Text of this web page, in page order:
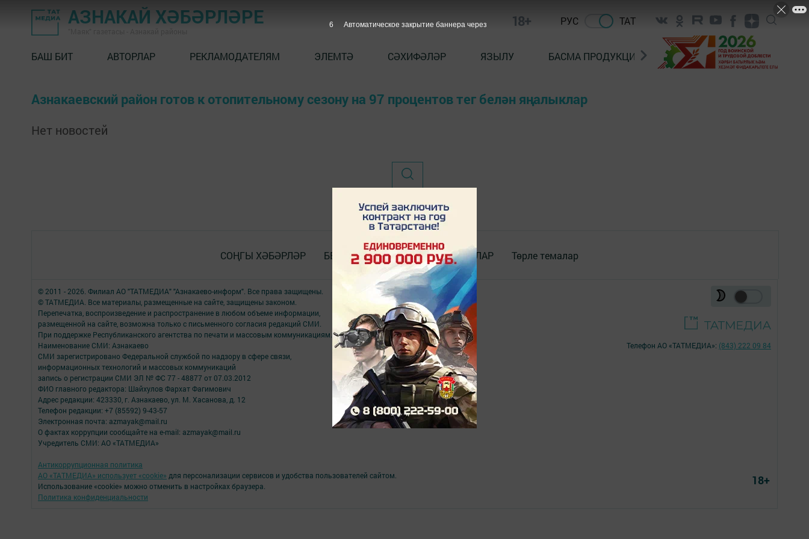
АЗНАКАЙ ХӘБӘРЛӘРЕ 18+ РУС ТАТ
БАШ БИТ АВТОРЛАР РЕКЛАМОДАТЕЛЯМ ЭЛЕМТӘ СӘХИФӘЛӘР ЯЗЫЛУ БАСМА ПРОДУКЦИЯ САТУ «ГӨЛСТАН»
Азнакаевский район готов к отопительному сезону на 97 процентов тег белән яңалыклар
Нет новостей
СОҢГЫ ХӘБӘРЛӘР БЕЗ_WhatsApp_та ДОКУМЕНТЛАР Төрле темалар
© 2011 - 2026. Филиал АО "ТАТМЕДИА" "Азнакаево-информ". Все права защищены.
© ТАТМЕДИА. Все материалы, размещенные на сайте, защищены законом.
Перепечатка, воспроизведение и распространение в любом объеме информации,
размещенной на сайте, возможна только с письменного согласия редакций СМИ.
При поддержке Республиканского агентства по печати и массовым коммуникациям.
Наименование СМИ: Азнакаево
СМИ зарегистрировано Федеральной службой по надзору в сфере связи,
информационных технологий и массовых коммуникаций
запись о регистрации СМИ ЭЛ № ФС 77 - 48877 от 07.03.2012
ФИО главного редактора: Шайхулов Фархат Фагимович
Адрес редакции: 423330, г. Азнакаево, ул. М. Хасанова, д. 12
Телефон редакции: +7 (85592) 9-43-57
Электронная почта: azmayak@mail.ru
О фактах коррупции сообщайте на e-mail: azmayak@mail.ru
Учредитель СМИ: АО «ТАТМЕДИА»
Антикоррупционная политика
АО «ТАТМЕДИА» использует «cookie» для персонализации сервисов и удобства пользователей сайтом.
Использование «cookie» можно отменить в настройках браузера.
Политика конфиденциальности
Телефон АО «ТАТМЕДИА»: (843) 222 09 84
18+
6 Автоматическое закрытие баннера через